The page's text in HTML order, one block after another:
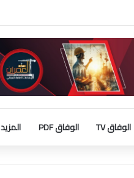
دولي لاحترام الوضع التاريخي بالقدس
الوفاق TV الوفاق PDF المزيد